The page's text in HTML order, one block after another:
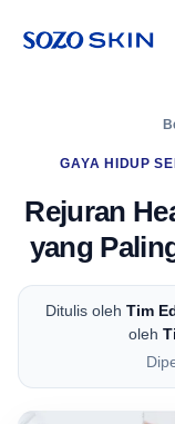
GAYA HIDUP
Rejuran
yang
Ditulis oleh Tim
oleh